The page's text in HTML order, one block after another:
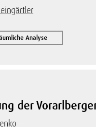
Analyse
der